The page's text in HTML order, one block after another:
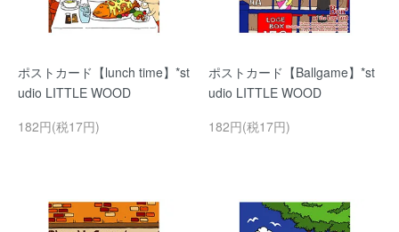
ポストカード【lunch time】*st
udio LITTLE WOOD
182円(税17円)
ポストカード【Ballgame】*st
udio LITTLE WOOD
182円(税17円)